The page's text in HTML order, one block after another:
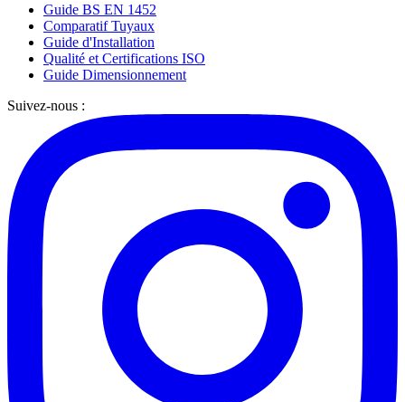
Guide BS EN 1452
Comparatif Tuyaux
Guide d'Installation
Qualité et Certifications ISO
Guide Dimensionnement
Suivez-nous :